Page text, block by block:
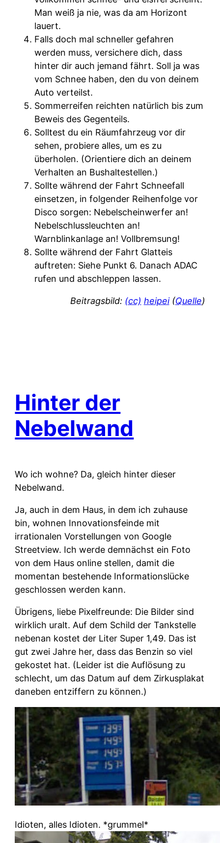
Man weiß ja nie, was da am Horizont
lauert.
Falls doch mal schneller gefahren
werden muss, versichere dich, dass
hinter dir auch jemand fährt. Soll ja was
vom Schnee haben, den du von deinem
Auto verteilst.
Sommerreifen reichten natürlich bis zum
Beweis des Gegenteils.
Solltest du ein Räumfahrzeug vor dir
sehen, probiere alles, um es zu
überholen. (Orientiere dich an deinem
Verhalten an Bushaltestellen.)
Sollte während der Fahrt Schneefall
einsetzen, in folgender Reihenfolge vor
Disco sorgen: Nebelscheinwerfer an!
Nebelschlussleuchten an!
Warnblinkanlage an! Vollbremsung!
Sollte während der Fahrt Glatteis
auftreten: Siehe Punkt 6. Danach ADAC
rufen und abschleppen lassen.
Beitragsbild: (cc) heipei(Quelle)
Hinter der
Nebelwand
Wo ich wohne? Da, gleich hinter dieser
Nebelwand.
Ja, auch in dem Haus, in dem ich zuhause
bin, wohnen Innovationsfeinde mit
irrationalen Vorstellungen von Google
Streetview. Ich werde demnächst ein Foto
von dem Haus online stellen, damit die
momentan bestehende Informationslücke
geschlossen werden kann.
Übrigens, liebe Pixelfreunde: Die Bilder sind
wirklich uralt. Auf dem Schild der Tankstelle
nebenan kostet der Liter Super 1,49. Das ist
gut zwei Jahre her, dass das Benzin so viel
gekostet hat. (Leider ist die Auflösung zu
schlecht, um das Datum auf dem Zirkusplakat
daneben entziffern zu können.)
Idioten, alles Idioten. *grummel*